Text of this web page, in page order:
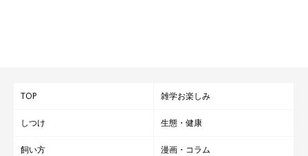
TOP 雑学お楽しみ
しつけ 生態・健康
飼い方 漫画・コラム